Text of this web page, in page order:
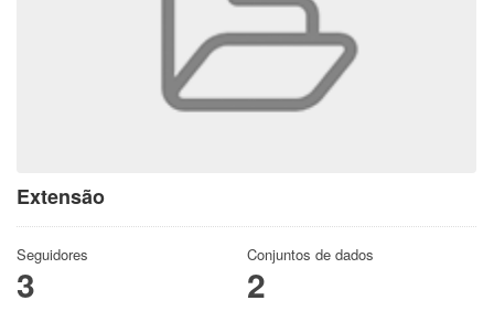
Extensão
Seguidores
3
Conjuntos de dados
2